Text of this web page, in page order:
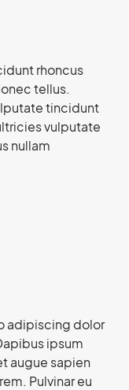
rhoncus
tellus.
tincidunt
vulputate
nullam
adipiscing dolor
ipsum
augue sapien
Pulvinar eu